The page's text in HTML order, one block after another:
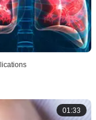
01:33